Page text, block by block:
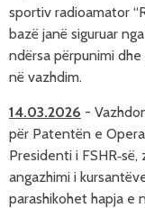
sportiv radioamator
bazë janë siguruar
ndërsa përpunimi
në vazhdim.
14.03.2026 -
për Patentën e
Presidenti i
angazhimi i
parashikohet hapja e